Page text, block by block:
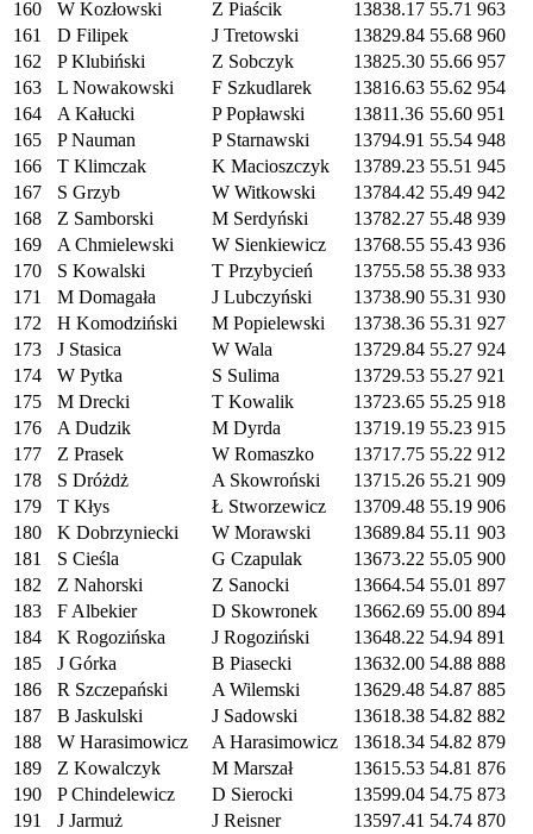
160 W Kozłowski Z Piaścik 13838.17 55.71 963
161
D Filipek J Tretowski 13829.84 55.68 960
162
P Klubiński Z Sobczyk 13825.30 55.66 957
163
L Nowakowski F Szkudlarek 13816.63 55.62 954
164
A Kałucki P Popławski 13811.36 55.60 951
165
P Nauman P Starnawski 13794.91 55.54 948
166
T Klimczak K Macioszczyk 13789.23 55.51 945
167
S Grzyb W Witkowski 13784.42 55.49 942
168
Z Samborski M Serdyński 13782.27 55.48 939
169
A Chmielewski W Sienkiewicz 13768.55 55.43 936
170
S Kowalski T Przybycień 13755.58 55.38 933
171
M Domagała J Lubczyński 13738.90 55.31 930
172
H Komodziński M Popielewski 13738.36 55.31 927
173
J Stasica W Wala 13729.84 55.27 924
174
W Pytka S Sulima 13729.53 55.27 921
175
M Drecki T Kowalik 13723.65 55.25 918
176
A Dudzik M Dyrda 13719.19 55.23 915
177
Z Prasek W Romaszko 13717.75 55.22 912
178
S Dróżdż A Skowroński 13715.26 55.21 909
179
T Kłys Ł Stworzewicz 13709.48 55.19 906
180
K Dobrzyniecki W Morawski 13689.84 55.11 903
181
S Cieśla G Czapulak 13673.22 55.05 900
182
Z Nahorski Z Sanocki 13664.54 55.01 897
183
F Albekier D Skowronek 13662.69 55.00 894
184
K Rogozińska J Rogoziński 13648.22 54.94 891
185
J Górka B Piasecki 13632.00 54.88 888
186
R Szczepański A Wilemski 13629.48 54.87 885
187
B Jaskulski J Sadowski 13618.38 54.82 882
188
W Harasimowicz A Harasimowicz 13618.34 54.82 879
189
Z Kowalczyk M Marszał 13615.53 54.81 876
190
P Chindelewicz D Sierocki 13599.04 54.75 873
191
J Jarmuż J Reisner 13597.41 54.74 870